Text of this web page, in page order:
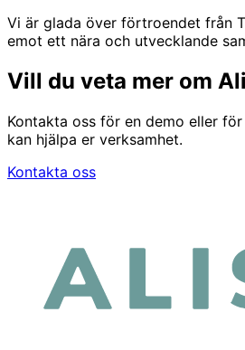
Vi är glada över förtroendet från
emot ett nära och utvecklande
Vill du veta mer om
Kontakta oss för en demo eller
kan hjälpa er verksamhet.
Kontakta oss